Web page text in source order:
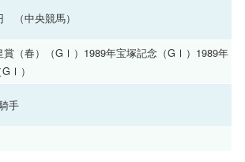
（中央競馬）
賞（春）（GⅠ）1989年宝塚記念（GⅠ）1989年
）
手